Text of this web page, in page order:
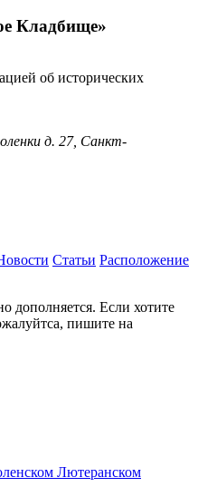
Кладбище»
об исторических
д. 27, Санкт-
Статьи Расположение
дополняется. Если хотите
пишите на
Лютеранском